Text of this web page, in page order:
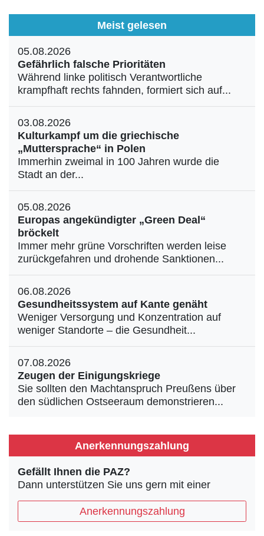
Meist gelesen
05.08.2026
Gefährlich falsche Prioritäten
Während linke politisch Verantwortliche
krampfhaft rechts fahnden, formiert sich auf...
03.08.2026
Kulturkampf um die griechische
„Muttersprache“ in Polen
Immerhin zweimal in 100 Jahren wurde die
Stadt an der...
05.08.2026
Europas angekündigter „Green Deal“
bröckelt
Immer mehr grüne Vorschriften werden leise
zurückgefahren und drohende Sanktionen...
06.08.2026
Gesundheitssystem auf Kante genäht
Weniger Versorgung und Konzentration auf
weniger Standorte – die Gesundheit...
07.08.2026
Zeugen der Einigungskriege
Sie sollten den Machtanspruch Preußens über
den südlichen Ostseeraum demonstrieren...
Anerkennungszahlung
Gefällt Ihnen die PAZ?
Dann unterstützen Sie uns gern mit einer
Anerkennungszahlung